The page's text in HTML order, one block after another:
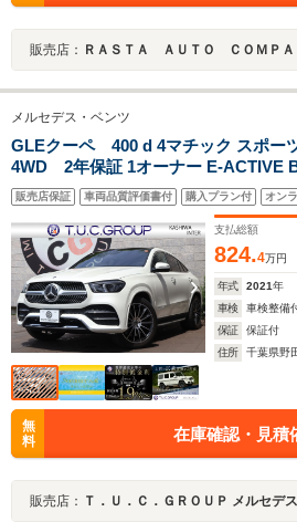
販売店： ＲＡＳＴＡ ＡＵＴＯ ＣＯＭＰＡ
メルセデス・ベンツ
GLEクーペ 400 d 4マチック スポー
4WD 2年保証 1オーナー E-ACTIVE
エナジャイジン/AMGスタイリング
ックナッパレザー/シートH/ベンチレー
ンチナビTV Burmester フットトラン
電 AMG21AW
販売店保証 車両品質評価書付 購入プラン付 オン
支払総額
824.4万円
年式 2021年
車検
車検整備
保証
保証付
住所
千葉県野
無
料
在庫確認・見積
販売店： Ｔ．Ｕ．Ｃ．ＧＲＯＵＰ メルセデスベンツ・買取直販